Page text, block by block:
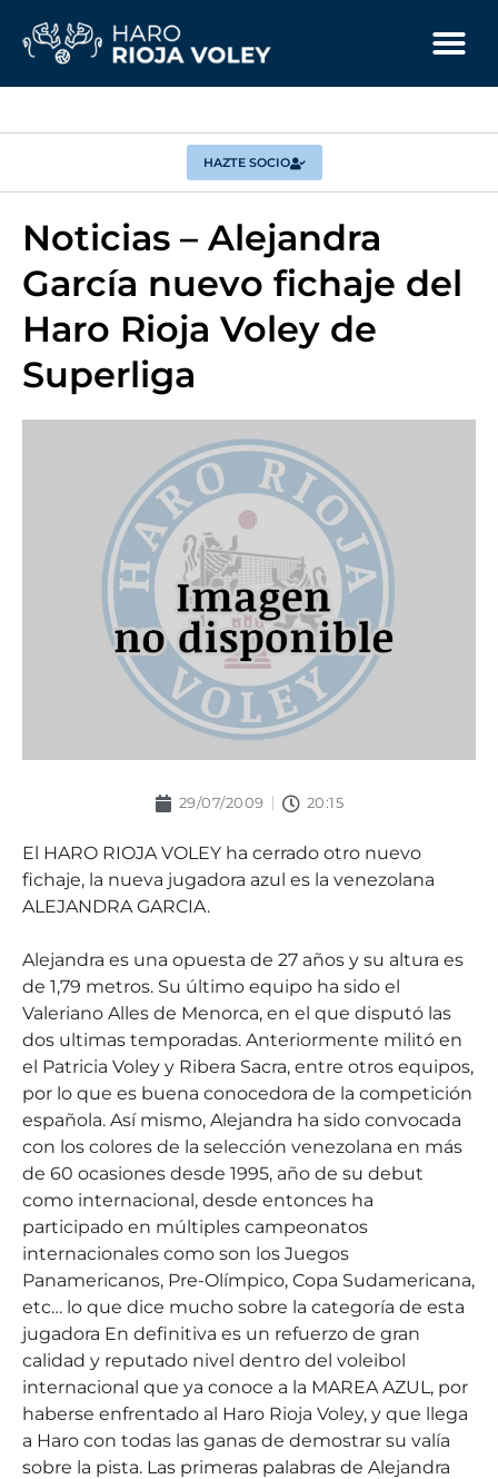
HAZTE SOCIO
Noticias – Alejandra
García nuevo fichaje del
Haro Rioja Voley de
Superliga
29/07/2009 20:15
El HARO RIOJA VOLEY ha cerrado otro nuevo
fichaje, la nueva jugadora azul es la venezolana
ALEJANDRA GARCIA.
Alejandra es una opuesta de 27 años y su altura es
de 1,79 metros. Su último equipo ha sido el
Valeriano Alles de Menorca, en el que disputó las
dos ultimas temporadas. Anteriormente militó en
el Patricia Voley y Ribera Sacra, entre otros equipos,
por lo que es buena conocedora de la competición
española. Así mismo, Alejandra ha sido convocada
con los colores de la selección venezolana en más
de 60 ocasiones desde 1995, año de su debut
como internacional, desde entonces ha
participado en múltiples campeonatos
internacionales como son los Juegos
Panamericanos, Pre-Olímpico, Copa Sudamericana,
etc… lo que dice mucho sobre la categoría de esta
jugadora En definitiva es un refuerzo de gran
calidad y reputado nivel dentro del voleibol
internacional que ya conoce a la MAREA AZUL, por
haberse enfrentado al Haro Rioja Voley, y que llega
a Haro con todas las ganas de demostrar su valía
sobre la pista. Las primeras palabras de Alejandra